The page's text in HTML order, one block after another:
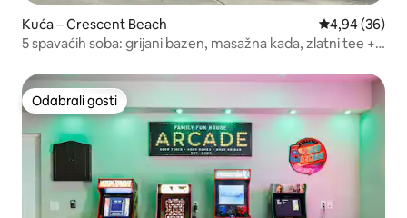
Kuća – Crescent Beach Prosječna
4,94 (36)
5 spavaćih soba: grijani bazen, masažna kada, zlatni tee +
Odabrali gosti
Odabrali gosti